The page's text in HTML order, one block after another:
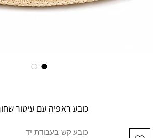
כובע ראפיה עם עיטור
כובע קש בעבודת יד